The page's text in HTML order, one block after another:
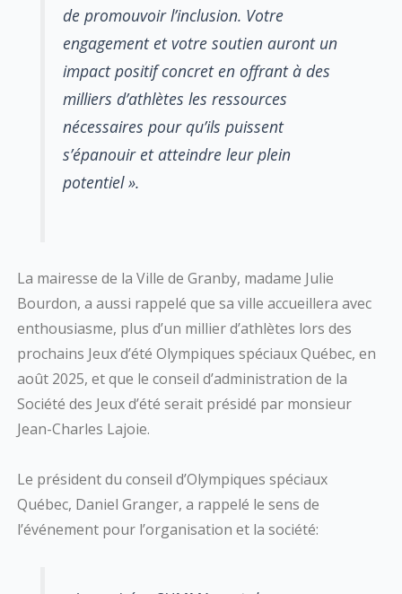
de promouvoir l’inclusion. Votre
engagement et votre soutien auront un
impact positif concret en offrant à des
milliers d’athlètes les ressources
nécessaires pour qu’ils puissent
s’épanouir et atteindre leur plein
potentiel ».
La mairesse de la Ville de Granby, madame Julie
Bourdon, a aussi rappelé que sa ville accueillera avec
enthousiasme, plus d’un millier d’athlètes lors des
prochains Jeux d’été Olympiques spéciaux Québec, en
août 2025, et que le conseil d’administration de la
Société des Jeux d’été serait présidé par monsieur
Jean-Charles Lajoie.
Le président du conseil d’Olympiques spéciaux
Québec, Daniel Granger, a rappelé le sens de
l’événement pour l’organisation et la société: